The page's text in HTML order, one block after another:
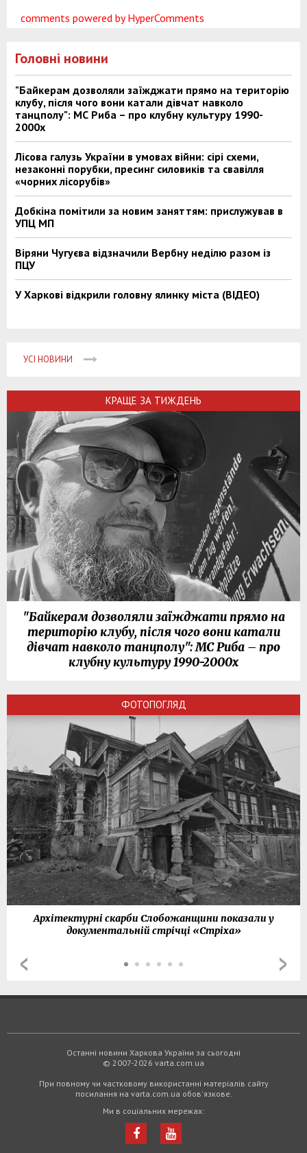
comments powered by HyperComments
Головні новини
"Байкерам дозволяли заїжджати прямо на територію
клубу, після чого вони катали дівчат навколо
танцполу": МС Риба – про клубну культуру 1990-
2000х
Лісова галузь України в умовах війни: сірі схеми,
незаконні порубки, пресинг силовиків та свавілля
«чорних лісорубів»
Добкіна помітили за новим заняттям: прислужував в
УПЦ МП
Віряни Чугуєва відзначили Вербну неділю разом із
ПЦУ
У Харкові відкрили головну ялинку міста (ВІДЕО)
УСІ НОВИНИ
КРАЩЕ ЗА ТИЖДЕНЬ
"Байкерам дозволяли заїжджати прямо на
територію клубу, після чого вони катали
дівчат навколо танцполу": МС Риба – про
клубну культуру 1990-2000х
ФОТОПОГЛЯД
Архітектурні скарби Слобожанщини показали у
документальній стрічці «Стріха»
Останні новини Харкова України за сьогодні
© 2007-2026 varta.com.ua
При повному чи частковому використанні матеріалів сайту
посилання на varta.com.ua обов'язкове.
Ми в соціальних мережах: